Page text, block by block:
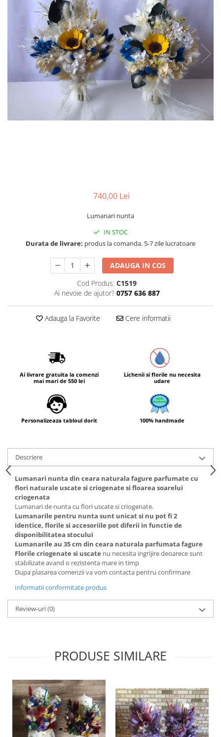
Tablou licheni pentru Barbati
Tablouri 40/30
Tablouri cu licheni pe canvas
Tablouri cu licheni pentru Nasi si
740,00 Lei
Lumanari nunta
IN STOC
Durata de livrare: produs la comanda. 5-7 zile lucratoare
ADAUGA IN COS
Cod Produs: C1519
Ai nevoie de ajutor? 0757 636 887
Adauga la Favorite Cere informatii
Ai livrare gratuita la comenzi
mai mari de 550 lei
Lichenii si florile nu necesita
udare
Personalizeaza tabloul dorit 100% handmade
Descriere
Lumanari nunta din ceara naturala fagure parfumate cu
flori naturale uscate si criogenate si floarea soarelui
criogenata
Lumanari de nunta cu flori uscate si criogenate.
Lumanarile pentru nunta sunt unicat si nu pot fi 2
identice, florile si accesoriile pot diferii in functie de
disponibilitatea stocului
Lumanarile au 35 cm din ceara naturala parfumata fagure
Florile criogenate si uscate nu necesita ingrijire deoarece sunt
stabilizate avand o rezistenta mare in timp
Dupa plasarea comenzii va vom contacta pentru confirmare
Informatii conformitate produs
Review-uri(0)
PRODUSE SIMILARE